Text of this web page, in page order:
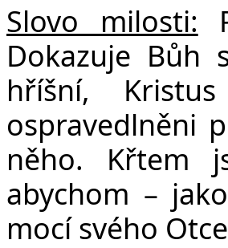
Slovo milosti:
Dokazuje Bůh
hříšní,
ospravedlněni
něho. Křtem
abychom –
mocí svého